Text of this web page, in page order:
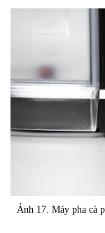
Ảnh 17. Máy pha cà